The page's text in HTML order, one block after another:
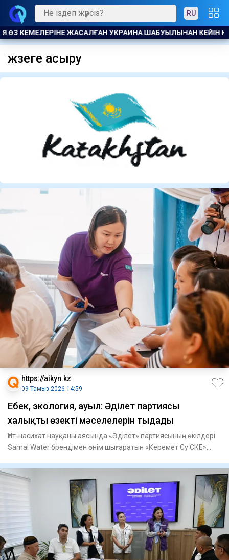
RU
КЕМЕ ҚАТЫНАСЫН ШЕКТЕДІ АЛМАТЫДА АТАҚТЫ
жүзеге асыру
https://aikyn.kz
09 Тамыз 2026 14:59
Еңбек, экология, ауыл: Әділет партиясы
халықтың өзекті мәселелерін тыңдады
Үгіт-насихат науқаны аясында «Әділет» партиясының өкілдері
Samal Water брендімен өнім шығаратын «Керемет Су СКЕ»